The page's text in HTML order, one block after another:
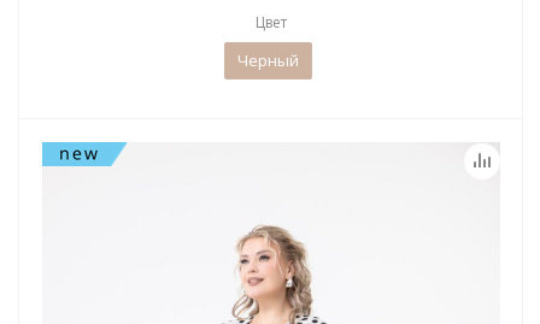
Цвет
Черный